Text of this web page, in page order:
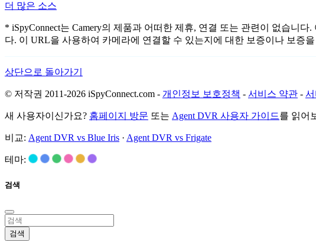
더 많은 소스
* iSpyConnect는 Camery의 제품과 어떠한 제휴, 연결 또는 관련이 없습니
다. 이 URL을 사용하여 카메라에 연결할 수 있는지에 대한 보증이나 보증
상단으로 돌아가기
© 저작권 2011-2026 iSpyConnect.com - 개인정보 보호정책 - 서비스 약관 -
새 사용자이신가요? 홈페이지 방문 또는 Agent DVR 사용자 가이드를 읽어
비교: Agent DVR vs Blue Iris · Agent DVR vs Frigate
테마:
검색
검색